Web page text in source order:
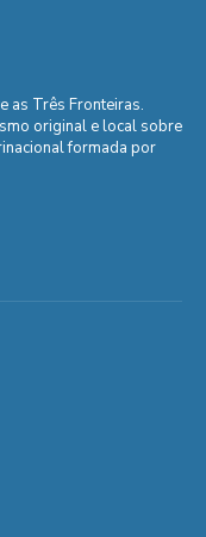
as Três Fronteiras.
original e local sobre
formada por